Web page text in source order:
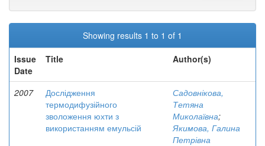
Showing results 1 to 1 of 1
Issue
Date
Title Author(s)
2007
Дослідження
термодифузійного
зволоження юхти з
використанням емульсій
Садовнікова,
Тетяна
Миколаївна;
Якимова, Галина
Петрівна